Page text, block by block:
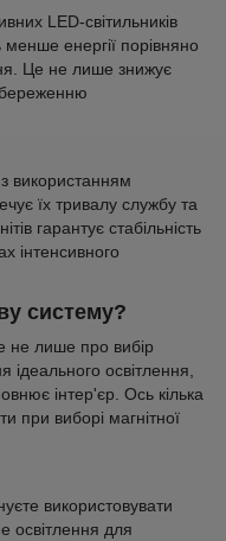
LED-світильників
менше енергії порівняно
Це не лише знижує
з використанням
їх тривалу службу та
гарантує стабільність
інтенсивного
систему?
не лише про вибір
ідеального освітлення,
інтер'єр. Ось кілька
при виборі магнітної
використовувати
освітлення для